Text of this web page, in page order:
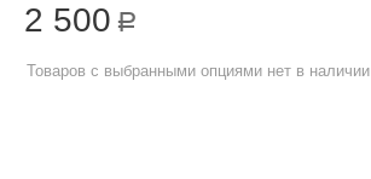
2 500 Р
Товаров с выбранными опциями нет в наличии